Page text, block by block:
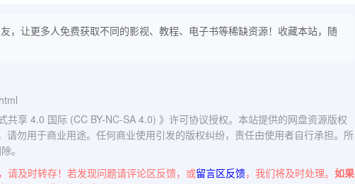
，让更多人免费获取不同的影视、教程、电子书等稀缺资源！收藏本站，随
共享 4.0 国际 (CC BY-NC-SA 4.0) 》许可协议授权。本站提供的网盘资源版权
勿用于商业用途。任何商业使用引发的版权纠纷，责任由使用者自行承担。所
。
请及时转存！若发现问题请评论区反馈，或留言区反馈，我们将及时处理。 如果